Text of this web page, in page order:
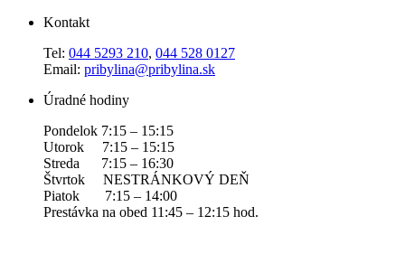
Kontakt
Tel: 044 5293 210, 044 528 0127
Email: pribylina@pribylina.sk
Úradné hodiny
Pondelok 7:15 – 15:15
Utorok 7:15 – 15:15
Streda 7:15 – 16:30
Štvrtok NESTRÁNKOVÝ DEŇ
Piatok 7:15 – 14:00
Prestávka na obed 11:45 – 12:15 hod.